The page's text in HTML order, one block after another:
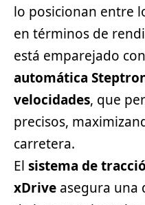
lo posicionan entre
en términos de
está emparejado
automática
velocidades, que
precisos,
carretera.
El sistema de
xDrive asegura una